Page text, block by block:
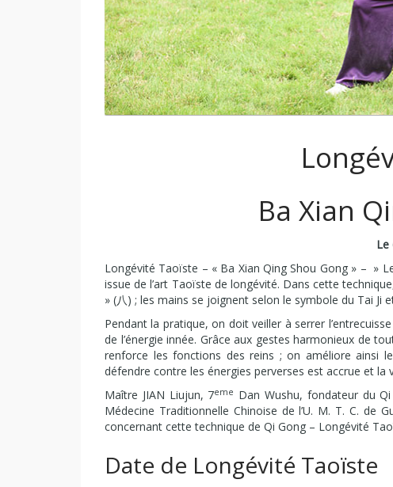
Ba Xian
Le
Longévité Taoïste – « Ba Xian Qing Shou Gong » – »
issue de l’art Taoïste de longévité. Dans cette
» (八) ; les mains se joignent selon le symbole du Tai Ji
Pendant la pratique, on doit veiller à serrer
de l’énergie innée. Grâce aux gestes harmonieux de
renforce les fonctions des reins ; on améliore ainsi
défendre contre les énergies perverses est accrue et la
Maître JIAN Liujun, 7eme Dan Wushu, fondateur du
Médecine Traditionnelle Chinoise de l’U. M. T. C. de
concernant cette technique de Qi Gong – Longévité
Date de Longévité Taoïste